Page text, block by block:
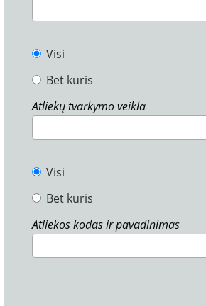
Visi
Bet kuris
Atliekų tvarkymo veikla
Visi
Bet kuris
Atliekos kodas ir pavadinimas